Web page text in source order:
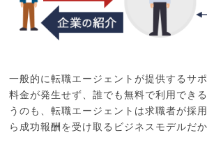
一般的に転職エージェントが提供するサ
料金が発生せず、誰でも無料で利用でき
うのも、転職エージェントは求職者が採
ら成功報酬を受け取るビジネスモデルだか